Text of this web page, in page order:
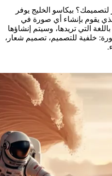
بيكاسو الخليج يوفر
يقوم بإنشاء أي صورة في
التي تريدها، وسيتم إنشاؤها
خلفية للتصميم، تصميم شعار،